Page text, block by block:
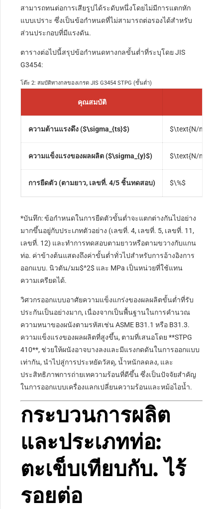
สามารถทนต่อการเสียรูปได้ระดับหนึ่งโดยไม่มีการแตกหัก
แบบเปราะ ซึ่งเป็นข้อกำหนดที่ไม่สามารถต่อรองได้สำหรับ
ส่วนประกอบที่มีแรงดัน.
ตารางต่อไปนี้สรุปข้อกำหนดทางกลขั้นต่ำที่ระบุโดย JIS
G3454:
โต๊ะ 2: สมบัติทางกลของเกรด JIS G3454 STPG (ขั้นต่ำ)
คุณสมบัติ
ความต้านแรงดึง ($\sigma_{ts}$) $\text{N/
ความแข็งแรงของผลผลิต ($\sigma_{y}$) $\text{N/
การยืดตัว (ตามยาว, เลขที่. 4/5 ชิ้นทดสอบ) $\%$
*บันทึก: ข้อกำหนดในการยืดตัวขั้นต่ำจะแตกต่างกันไปอย่าง
มากขึ้นอยู่กับประเภทตัวอย่าง (เลขที่. 4, เลขที่. 5, เลขที่. 11,
เลขที่. 12) และทำการทดสอบตามยาวหรือตามขวางกับแกน
ท่อ. ค่าข้างต้นแสดงถึงค่าขั้นต่ำทั่วไปสำหรับการอ้างอิงการ
ออกแบบ. นิวตัน/มม$^2$ และ MPa เป็นหน่วยที่ใช้แทน
ความเครียดได้.
วิศวกรออกแบบอาศัยความแข็งแกร่งของผลผลิตขั้นต่ำที่รับ
ประกันเป็นอย่างมาก, เนื่องจากเป็นพื้นฐานในการคำนวณ
ความหนาของผนังตามรหัสเช่น ASME B31.1 หรือ B31.3.
ความแข็งแรงของผลผลิตที่สูงขึ้น, ตามที่เสนอโดย **STPG
410**, ช่วยให้ผนังอาจบางลงและมีแรงกดดันในการออกแบบ
เท่ากัน, นำไปสู่การประหยัดวัสดุ, น้ำหนักลดลง, และ
ประสิทธิภาพการถ่ายเทความร้อนที่ดีขึ้น ซึ่งเป็นปัจจัยสำคัญ
ในการออกแบบเครื่องแลกเปลี่ยนความร้อนและหม้อไอน้ำ.
กระบวนการผลิต
และประเภทท่อ:
ตะเข็บเทียบกับ. ไร้
รอยต่อ